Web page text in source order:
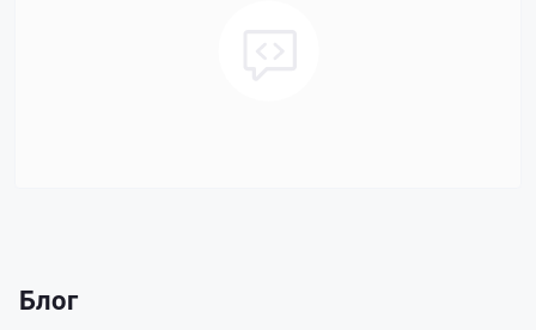
Блог